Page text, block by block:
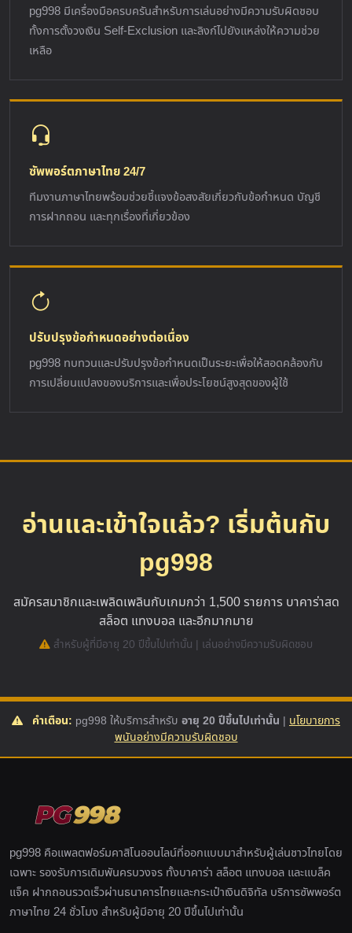
pg998 มีเครื่องมือครบครันสำหรับการเล่นอย่างมีความรับผิดชอบ
ทั้งการตั้งวงเงิน Self-Exclusion และลิงก์ไปยังแหล่งให้ความช่วย
เหลือ
ซัพพอร์ตภาษาไทย 24/7
ทีมงานภาษาไทยพร้อมช่วยชี้แจงข้อสงสัยเกี่ยวกับข้อกำหนด บัญชี
การฝากถอน และทุกเรื่องที่เกี่ยวข้อง
ปรับปรุงข้อกำหนดอย่างต่อเนื่อง
pg998 ทบทวนและปรับปรุงข้อกำหนดเป็นระยะเพื่อให้สอดคล้องกับ
การเปลี่ยนแปลงของบริการและเพื่อประโยชน์สูงสุดของผู้ใช้
อ่านและเข้าใจแล้ว? เริ่มต้นกับ
pg998
สมัครสมาชิกและเพลิดเพลินกับเกมกว่า 1,500 รายการ บาคาร่าสด
สล็อต แทงบอล และอีกมากมาย
สำหรับผู้ที่มีอายุ 20 ปีขึ้นไปเท่านั้น | เล่นอย่างมีความรับผิดชอบ
คำเตือน: pg998 ให้บริการสำหรับ อายุ 20 ปีขึ้นไปเท่านั้น | นโยบายการ
พนันอย่างมีความรับผิดชอบ
pg998 คือแพลตฟอร์มคาสิโนออนไลน์ที่ออกแบบมาสำหรับผู้เล่นชาวไทยโดย
เฉพาะ รองรับการเดิมพันครบวงจร ทั้งบาคาร่า สล็อต แทงบอล และแบล็ค
แจ็ค ฝากถอนรวดเร็วผ่านธนาคารไทยและกระเป๋าเงินดิจิทัล บริการซัพพอร์ต
ภาษาไทย 24 ชั่วโมง สำหรับผู้มีอายุ 20 ปีขึ้นไปเท่านั้น